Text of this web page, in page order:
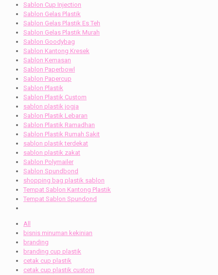
Sablon Cup Injection
Sablon Gelas Plastik
Sablon Gelas Plastik Es Teh
Sablon Gelas Plastik Murah
Sablon Goodybag
Sablon Kantong Kresek
Sablon Kemasan
Sablon Paperbowl
Sablon Papercup
Sablon Plastik
Sablon Plastik Custom
sablon plastik jogja
Sablon Plastik Lebaran
Sablon Plastik Ramadhan
Sablon Plastik Rumah Sakit
sablon plastik terdekat
sablon plastik zakat
Sablon Polymailer
Sablon Spundbond
shopping bag plastik sablon
Tempat Sablon Kantong Plastik
Tempat Sablon Spundond
All
bisnis minuman kekinian
branding
branding cup plastik
cetak cup plastik
cetak cup plastik custom